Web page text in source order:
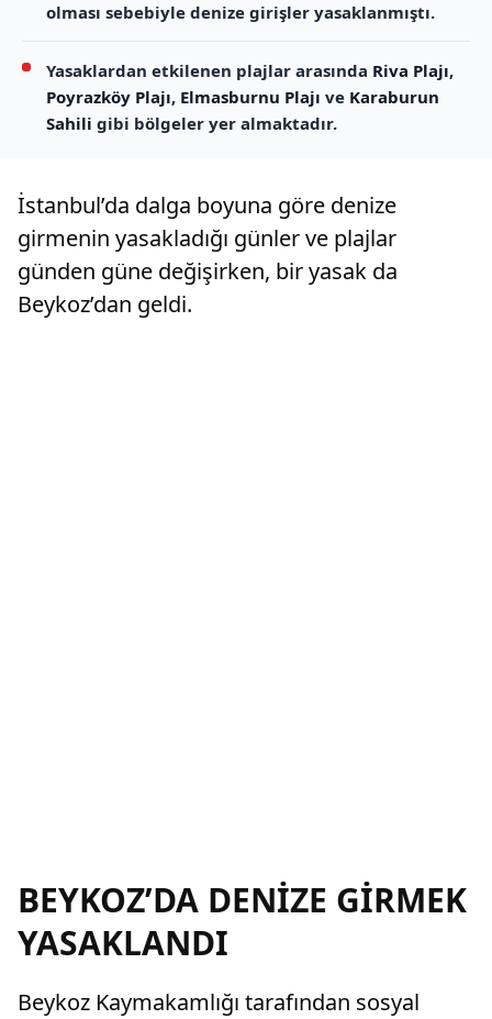
olması sebebiyle denize girişler yasaklanmıştı.
Yasaklardan etkilenen plajlar arasında Riva Plajı,
Poyrazköy Plajı, Elmasburnu Plajı ve Karaburun
Sahili gibi bölgeler yer almaktadır.
İstanbul’da dalga boyuna göre denize
girmenin yasakladığı günler ve plajlar
günden güne değişirken, bir yasak da
Beykoz’dan geldi.
BEYKOZ’DA DENİZE GİRMEK
YASAKLANDI
Beykoz Kaymakamlığı tarafından sosyal